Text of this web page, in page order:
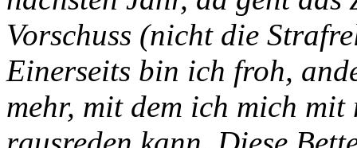
Vorschuss (nicht die
Einerseits bin ich froh,
mehr, mit dem ich mich mit